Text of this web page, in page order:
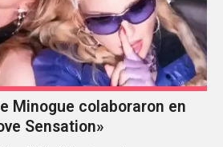
Minogue colaboraron en
Sensation»